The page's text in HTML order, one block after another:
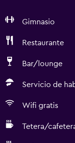
Gimnasio
Restaurante
Bar/lounge
Servicio de
Wifi gratis
Tetera/